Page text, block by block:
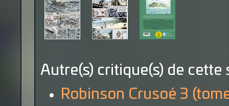
Autre(s) critique(s) de cette
Robinson Crusoé 3